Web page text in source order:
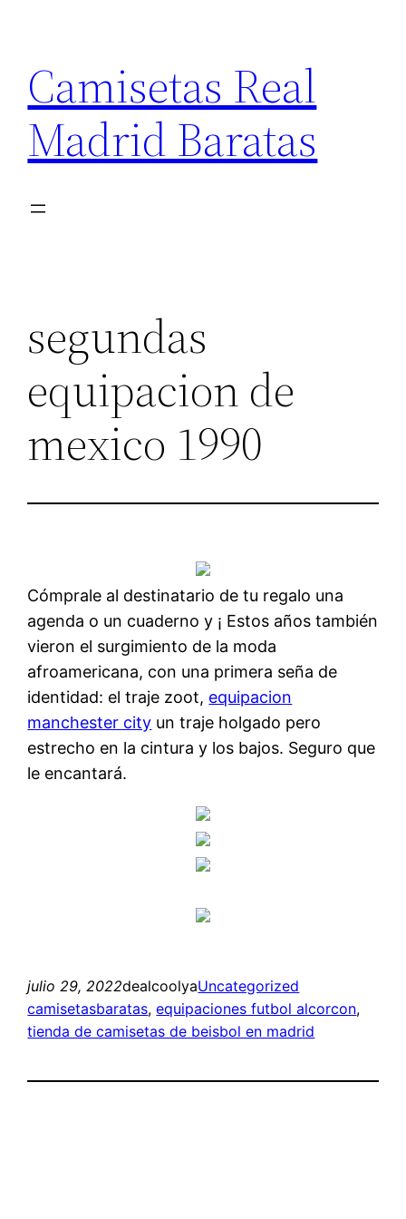
contenido
Camisetas Real
Madrid Baratas
segundas
equipacion de
mexico 1990
Cómprale al destinatario de tu regalo una
agenda o un cuaderno y ¡ Estos años también
vieron el surgimiento de la moda
afroamericana, con una primera seña de
identidad: el traje zoot, equipacion
manchester city un traje holgado pero
estrecho en la cintura y los bajos. Seguro que
le encantará.
julio 29, 2022dealcoolyaUncategorized
camisetasbaratas, equipaciones futbol alcorcon
tienda de camisetas de beisbol en madrid